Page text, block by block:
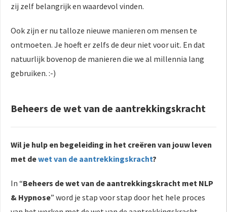
zij zelf belangrijk en waardevol vinden.
Ook zijn er nu talloze nieuwe manieren om mensen te
ontmoeten. Je hoeft er zelfs de deur niet voor uit. En dat
natuurlijk bovenop de manieren die we al millennia lang
gebruiken. :-)
Beheers de wet van de aantrekkingskracht
Wil je hulp en begeleiding in het creëren van jouw leven
met dewet van de aantrekkingskracht?
In “Beheers de wet van de aantrekkingskracht met NLP
& Hypnose” word je stap voor stap door het hele proces